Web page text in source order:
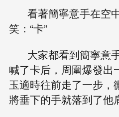
看著簡寧意手在空
笑：“卡”
大家都看到簡寧意
喊了卡后，周圍爆發出
玉適時往前走了一步，
將垂下的手就落到了他